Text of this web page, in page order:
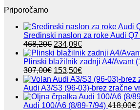
Priporočamo
Sredinski naslon za roke Audi
468,20€ Izvirna
cena
je
bila:
468,20€.
234,09€Trenutna
cena
je:
234,09€.
Plinski blažilnik zadnji A4/Avant
307,00€ Izvirna
cena
je
bila:
307,00€.
153,50€Trenutna
cena
je:
153,50€.
Audi A3/S3 (96-03)-brez zračne
Audi 100/A6 (8/89-7/94) 418,00€